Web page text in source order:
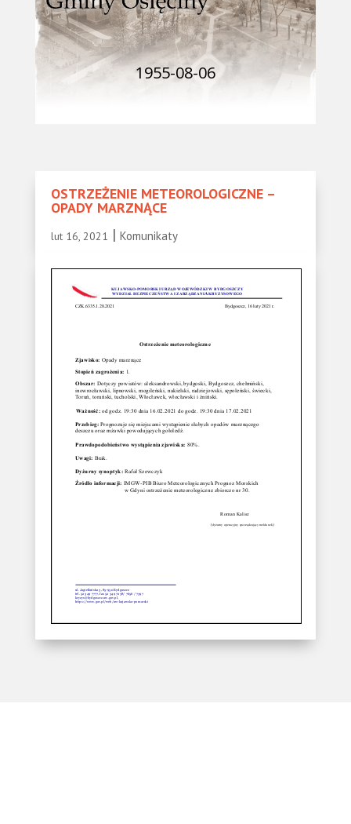
1955-08-06
OSTRZEŻENIE METEOROLOGICZNE –
OPADY MARZNĄCE
lut 16, 2021 | Komunikaty